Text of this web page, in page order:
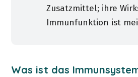
Zusatzmittel; ihre
Immunfunktion ist
Was ist das